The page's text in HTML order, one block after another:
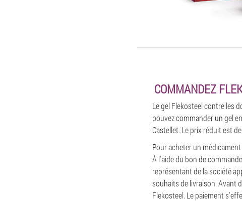
COMMANDEZ
Le gel Flekosteel contre les
pouvez commander un gel
Castellet. Le prix réduit est
Pour acheter un
À l'aide du bon de
représentant de la société
souhaits de livraison. Avant
Flekosteel. Le paiement